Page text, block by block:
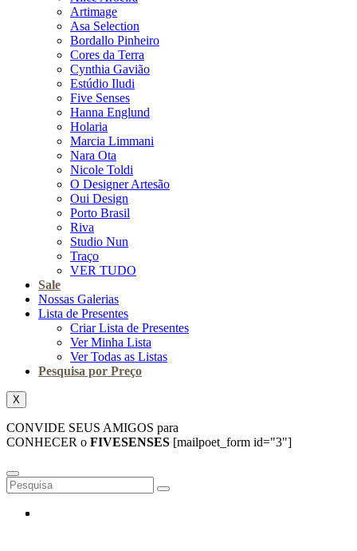
Artimage
Asa Selection
Bordallo Pinheiro
Cores da Terra
Cynthia Gavião
Estúdio Iludi
Five Senses
Hanna Englund
Holaria
Marcia Limmani
Nara Ota
Nicole Toldi
O Designer Artesão
Oui Design
Porto Brasil
Riva
Studio Nun
Traço
VER TUDO
Sale
Nossas Galerias
Lista de Presentes
Criar Lista de Presentes
Ver Minha Lista
Ver Todas as Listas
Pesquisa por Preço
X
CONVIDE SEUS AMIGOS para
CONHECER o FIVESENSES [mailpoet_form id="3"]